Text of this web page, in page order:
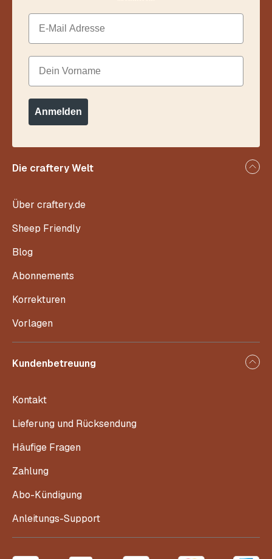
Die craftery Welt
Über craftery.de
Sheep Friendly
Blog
Abonnements
Korrekturen
Vorlagen
Kundenbetreuung
Kontakt
Lieferung und Rücksendung
Häufige Fragen
Zahlung
Abo-Kündigung
Anleitungs-Support
Email
Dein Vorname
Anmelden